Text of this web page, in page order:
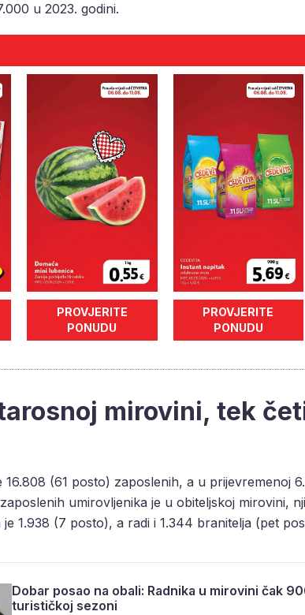
u 2023. godini.
PROVJERITE
PONUDU
PROVJERITE
PONUDU
mirovini, tek
16.808 (61 posto) zaposlenih, a u prijevremenoj
umirovljenika je u obiteljskoj mirovini,
1.938 (7 posto), a radi i 1.344 branitelja (pet
Dobar posao na obali: Radnika u mirovini čak
turističkoj sezoni